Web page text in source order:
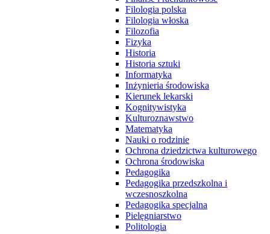
Filologia polska
Filologia włoska
Filozofia
Fizyka
Historia
Historia sztuki
Informatyka
Inżynieria środowiska
Kierunek lekarski
Kognitywistyka
Kulturoznawstwo
Matematyka
Nauki o rodzinie
Ochrona dziedzictwa kulturowego
Ochrona środowiska
Pedagogika
Pedagogika przedszkolna i
wczesnoszkolna
Pedagogika specjalna
Pielęgniarstwo
Politologia